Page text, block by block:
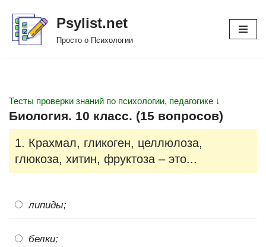
Перейти
Psylist.net
Просто о Психологии
Тесты проверки знаний по психологии, педагогике ↓
Биология. 10 класс. (15 вопросов)
1. Крахмал, гликоген, целлюлоза,
глюкоза, хитин, фруктоза – это...
липиды;
белки;